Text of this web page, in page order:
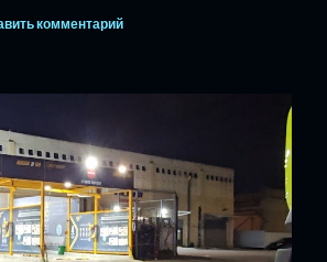
комментарий